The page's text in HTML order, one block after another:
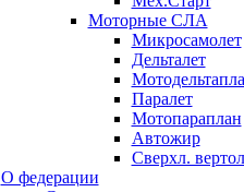
Моторные СЛА
Микросамолет
Дельталет
Паралет
Мотопараплан
Автожир
Сверхл.
О федерации